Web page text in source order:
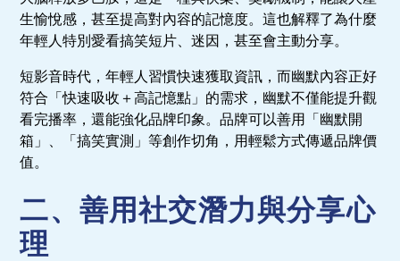
生愉悅感，甚至提高對內容的記憶度。這也解釋了為什麼
年輕人特別愛看搞笑短片、迷因，甚至會主動分享。
短影音時代，年輕人習慣快速獲取資訊，而幽默內容正好
符合「快速吸收＋高記憶點」的需求，幽默不僅能提升觀
看完播率，還能強化品牌印象。品牌可以善用「幽默開
箱」、「搞笑實測」等創作切角，用輕鬆方式傳遞品牌價
值。
二、善用社交潛力與分享心
理